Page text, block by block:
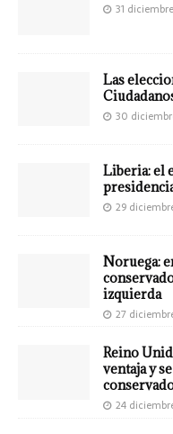
31
Las
30
Liberia: el
29
Noruega:
izquierda
27
Reino
ventaja y
24